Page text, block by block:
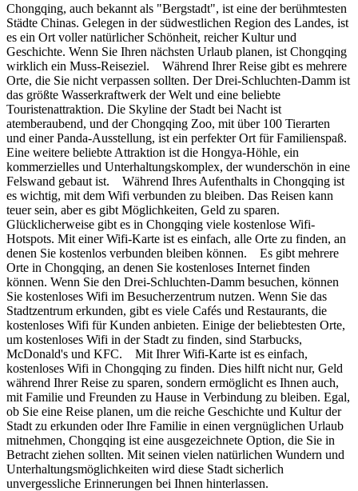
Chongqing, auch bekannt als "Bergstadt", ist eine der berühmtesten
Städte Chinas. Gelegen in der südwestlichen Region des Landes, ist
es ein Ort voller natürlicher Schönheit, reicher Kultur und
Geschichte. Wenn Sie Ihren nächsten Urlaub planen, ist Chongqing
wirklich ein Muss-Reiseziel. Während Ihrer Reise gibt es mehrere
Orte, die Sie nicht verpassen sollten. Der Drei-Schluchten-Damm ist
das größte Wasserkraftwerk der Welt und eine beliebte
Touristenattraktion. Die Skyline der Stadt bei Nacht ist
atemberaubend, und der Chongqing Zoo, mit über 100 Tierarten
und einer Panda-Ausstellung, ist ein perfekter Ort für Familienspaß.
Eine weitere beliebte Attraktion ist die Hongya-Höhle, ein
kommerzielles und Unterhaltungskomplex, der wunderschön in eine
Felswand gebaut ist. Während Ihres Aufenthalts in Chongqing ist
es wichtig, mit dem Wifi verbunden zu bleiben. Das Reisen kann
teuer sein, aber es gibt Möglichkeiten, Geld zu sparen.
Glücklicherweise gibt es in Chongqing viele kostenlose Wifi-
Hotspots. Mit einer Wifi-Karte ist es einfach, alle Orte zu finden, an
denen Sie kostenlos verbunden bleiben können. Es gibt mehrere
Orte in Chongqing, an denen Sie kostenloses Internet finden
können. Wenn Sie den Drei-Schluchten-Damm besuchen, können
Sie kostenloses Wifi im Besucherzentrum nutzen. Wenn Sie das
Stadtzentrum erkunden, gibt es viele Cafés und Restaurants, die
kostenloses Wifi für Kunden anbieten. Einige der beliebtesten Orte,
um kostenloses Wifi in der Stadt zu finden, sind Starbucks,
McDonald's und KFC. Mit Ihrer Wifi-Karte ist es einfach,
kostenloses Wifi in Chongqing zu finden. Dies hilft nicht nur, Geld
während Ihrer Reise zu sparen, sondern ermöglicht es Ihnen auch,
mit Familie und Freunden zu Hause in Verbindung zu bleiben. Egal,
ob Sie eine Reise planen, um die reiche Geschichte und Kultur der
Stadt zu erkunden oder Ihre Familie in einen vergnüglichen Urlaub
mitnehmen, Chongqing ist eine ausgezeichnete Option, die Sie in
Betracht ziehen sollten. Mit seinen vielen natürlichen Wundern und
Unterhaltungsmöglichkeiten wird diese Stadt sicherlich
unvergessliche Erinnerungen bei Ihnen hinterlassen.